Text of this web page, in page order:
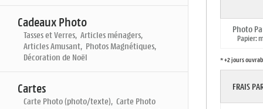
Cadeaux Photo
Tasses et Verres, Articles ménagers,
Articles Amusant, Photos Magnétiques,
Décoration de Noël
Cartes
Carte Photo (photo/texte), Carte Photo
Photo
Papier:
* +2 jours
FRAIS